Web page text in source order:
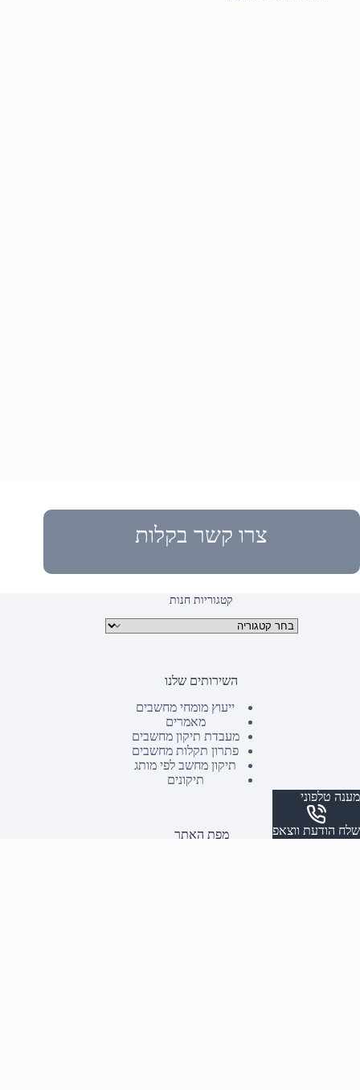
צרו קשר בקלות
קטגוריות חנות
קטגוריות מוצרים
השירותים שלנו
ייעוץ מומחי מחשבים
מאמרים
מעבדת תיקון מחשבים
פתרון תקלות מחשבים
תיקון מחשב לפי מותג
תיקונים
מפת האתר
מענה טלפוני
שלח הודעת ווצאפ